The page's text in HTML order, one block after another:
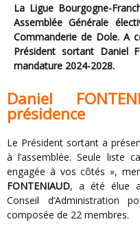
La Ligue Bourgogne-Franche-Comté de Football a tenu son
Assemblée Générale
Commanderie de Dole. A
Président sortant Daniel
mandature 2024-2028.
Daniel
présidence
Le Président sortant a
à l’assemblée. Seule liste
engagée à vos côtés »,
FONTENIAUD, a été élue
Conseil d’Administration
composée de 22 membres.